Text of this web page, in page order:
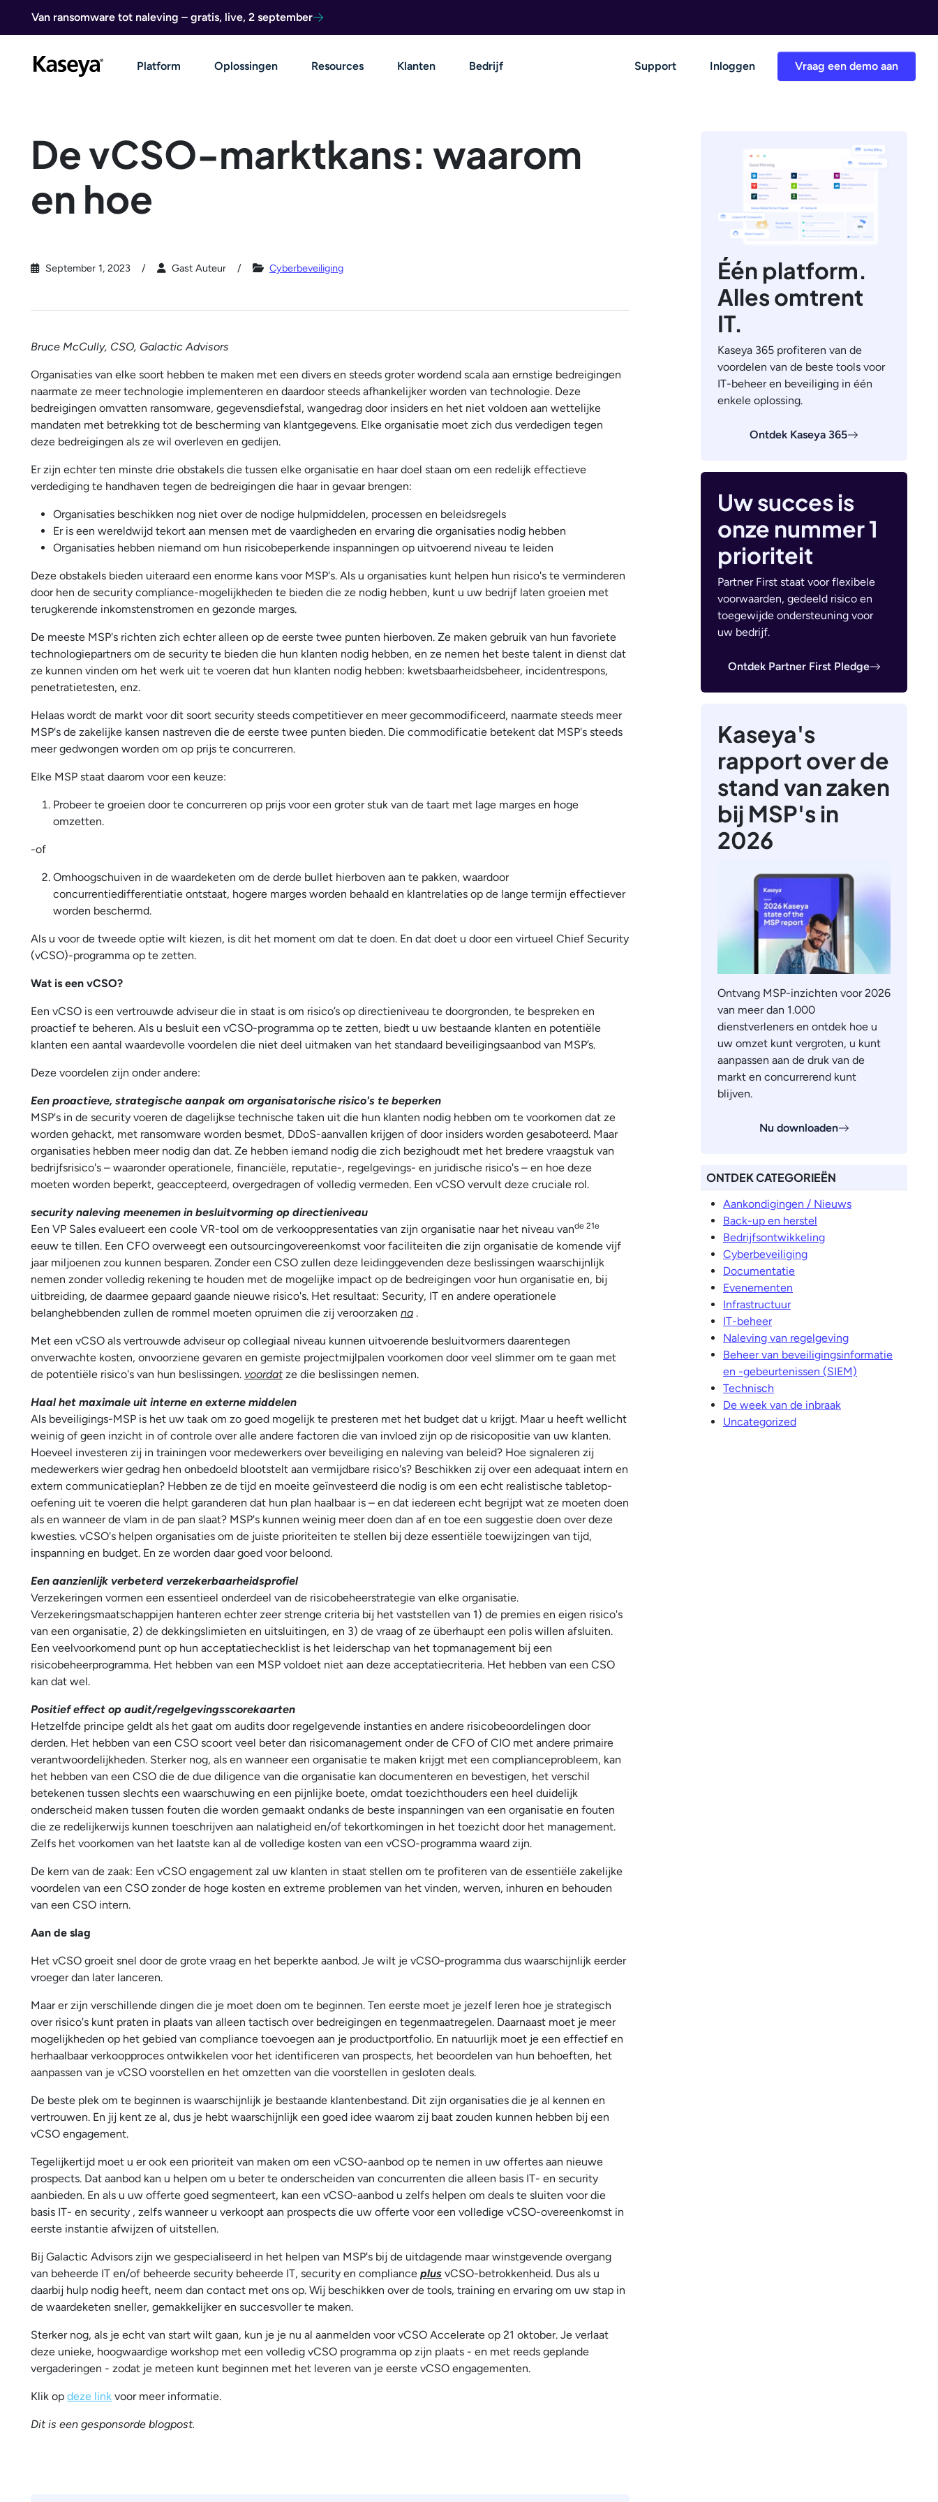
Van ransomware tot naleving – gratis, live, 2 september
Vraag een demo aan
Platform Oplossingen Resources Klanten Bedrijf Support Inloggen
De vCSO-marktkans: waarom
en hoe
September 1, 2023 Gast Auteur Cyberbeveiliging
Bruce McCully, CSO, Galactic Advisors
Organisaties van elke soort hebben te maken met een divers en steeds groter wordend scala aan ernstige bedreigingen
naarmate ze meer technologie implementeren en daardoor steeds afhankelijker worden van technologie. Deze
bedreigingen omvatten ransomware, gegevensdiefstal, wangedrag door insiders en het niet voldoen aan wettelijke
mandaten met betrekking tot de bescherming van klantgegevens. Elke organisatie moet zich dus verdedigen tegen
deze bedreigingen als ze wil overleven en gedijen.
Er zijn echter ten minste drie obstakels die tussen elke organisatie en haar doel staan om een redelijk effectieve
verdediging te handhaven tegen de bedreigingen die haar in gevaar brengen:
Organisaties beschikken nog niet over de nodige hulpmiddelen, processen en beleidsregels
Er is een wereldwijd tekort aan mensen met de vaardigheden en ervaring die organisaties nodig hebben
Organisaties hebben niemand om hun risicobeperkende inspanningen op uitvoerend niveau te leiden
Deze obstakels bieden uiteraard een enorme kans voor MSP's. Als u organisaties kunt helpen hun risico's te verminderen
door hen de security compliance-mogelijkheden te bieden die ze nodig hebben, kunt u uw bedrijf laten groeien met
terugkerende inkomstenstromen en gezonde marges.
De meeste MSP's richten zich echter alleen op de eerste twee punten hierboven. Ze maken gebruik van hun favoriete
technologiepartners om de security te bieden die hun klanten nodig hebben, en ze nemen het beste talent in dienst dat
ze kunnen vinden om het werk uit te voeren dat hun klanten nodig hebben: kwetsbaarheidsbeheer, incidentrespons,
penetratietesten, enz.
Helaas wordt de markt voor dit soort security steeds competitiever en meer gecommodificeerd, naarmate steeds meer
MSP's de zakelijke kansen nastreven die de eerste twee punten bieden. Die commodificatie betekent dat MSP's steeds
meer gedwongen worden om op prijs te concurreren.
Elke MSP staat daarom voor een keuze:
Probeer te groeien door te concurreren op prijs voor een groter stuk van de taart met lage marges en hoge
omzetten.
-of
Omhoogschuiven in de waardeketen om de derde bullet hierboven aan te pakken, waardoor
concurrentiedifferentiatie ontstaat, hogere marges worden behaald en klantrelaties op de lange termijn effectiever
worden beschermd.
Als u voor de tweede optie wilt kiezen, is dit het moment om dat te doen. En dat doet u door een virtueel Chief Security
(vCSO)-programma op te zetten.
Wat is een vCSO?
Een vCSO is een vertrouwde adviseur die in staat is om risico’s op directieniveau te doorgronden, te bespreken en
proactief te beheren. Als u besluit een vCSO-programma op te zetten, biedt u uw bestaande klanten en potentiële
klanten een aantal waardevolle voordelen die niet deel uitmaken van het standaard beveiligingsaanbod van MSP’s.
Deze voordelen zijn onder andere:
Een proactieve, strategische aanpak om organisatorische risico's te beperken
MSP's in de security voeren de dagelijkse technische taken uit die hun klanten nodig hebben om te voorkomen dat ze
worden gehackt, met ransomware worden besmet, DDoS-aanvallen krijgen of door insiders worden gesaboteerd. Maar
organisaties hebben meer nodig dan dat. Ze hebben iemand nodig die zich bezighoudt met het bredere vraagstuk van
bedrijfsrisico's – waaronder operationele, financiële, reputatie-, regelgevings- en juridische risico's – en hoe deze
moeten worden beperkt, geaccepteerd, overgedragen of volledig vermeden. Een vCSO vervult deze cruciale rol.
security naleving meenemen in besluitvorming op directieniveau
Een VP Sales evalueert een coole VR-tool om de verkooppresentaties van zijn organisatie naar het niveau vande 21e
eeuw te tillen. Een CFO overweegt een outsourcingovereenkomst voor faciliteiten die zijn organisatie de komende vijf
jaar miljoenen zou kunnen besparen. Zonder een CSO zullen deze leidinggevenden deze beslissingen waarschijnlijk
nemen zonder volledig rekening te houden met de mogelijke impact op de bedreigingen voor hun organisatie en, bij
uitbreiding, de daarmee gepaard gaande nieuwe risico's. Het resultaat: Security, IT en andere operationele
belanghebbenden zullen de rommel moeten opruimen die zij veroorzaken na .
Met een vCSO als vertrouwde adviseur op collegiaal niveau kunnen uitvoerende besluitvormers daarentegen
onverwachte kosten, onvoorziene gevaren en gemiste projectmijlpalen voorkomen door veel slimmer om te gaan met
de potentiële risico's van hun beslissingen. voordat ze die beslissingen nemen.
Haal het maximale uit interne en externe middelen
Als beveiligings-MSP is het uw taak om zo goed mogelijk te presteren met het budget dat u krijgt. Maar u heeft wellicht
weinig of geen inzicht in of controle over alle andere factoren die van invloed zijn op de risicopositie van uw klanten.
Hoeveel investeren zij in trainingen voor medewerkers over beveiliging en naleving van beleid? Hoe signaleren zij
medewerkers wier gedrag hen onbedoeld blootstelt aan vermijdbare risico's? Beschikken zij over een adequaat intern en
extern communicatieplan? Hebben ze de tijd en moeite geïnvesteerd die nodig is om een echt realistische tabletop-
oefening uit te voeren die helpt garanderen dat hun plan haalbaar is – en dat iedereen echt begrijpt wat ze moeten doen
als en wanneer de vlam in de pan slaat? MSP's kunnen weinig meer doen dan af en toe een suggestie doen over deze
kwesties. vCSO's helpen organisaties om de juiste prioriteiten te stellen bij deze essentiële toewijzingen van tijd,
inspanning en budget. En ze worden daar goed voor beloond.
Een aanzienlijk verbeterd verzekerbaarheidsprofiel
Verzekeringen vormen een essentieel onderdeel van de risicobeheerstrategie van elke organisatie.
Verzekeringsmaatschappijen hanteren echter zeer strenge criteria bij het vaststellen van 1) de premies en eigen risico's
van een organisatie, 2) de dekkingslimieten en uitsluitingen, en 3) de vraag of ze überhaupt een polis willen afsluiten.
Een veelvoorkomend punt op hun acceptatiechecklist is het leiderschap van het topmanagement bij een
risicobeheerprogramma. Het hebben van een MSP voldoet niet aan deze acceptatiecriteria. Het hebben van een CSO
kan dat wel.
Positief effect op audit/regelgevingsscorekaarten
Hetzelfde principe geldt als het gaat om audits door regelgevende instanties en andere risicobeoordelingen door
derden. Het hebben van een CSO scoort veel beter dan risicomanagement onder de CFO of CIO met andere primaire
verantwoordelijkheden. Sterker nog, als en wanneer een organisatie te maken krijgt met een complianceprobleem, kan
het hebben van een CSO die de due diligence van die organisatie kan documenteren en bevestigen, het verschil
betekenen tussen slechts een waarschuwing en een pijnlijke boete, omdat toezichthouders een heel duidelijk
onderscheid maken tussen fouten die worden gemaakt ondanks de beste inspanningen van een organisatie en fouten
die ze redelijkerwijs kunnen toeschrijven aan nalatigheid en/of tekortkomingen in het toezicht door het management.
Zelfs het voorkomen van het laatste kan al de volledige kosten van een vCSO-programma waard zijn.
De kern van de zaak: Een vCSO engagement zal uw klanten in staat stellen om te profiteren van de essentiële zakelijke
voordelen van een CSO zonder de hoge kosten en extreme problemen van het vinden, werven, inhuren en behouden
van een CSO intern.
Aan de slag
Het vCSO groeit snel door de grote vraag en het beperkte aanbod. Je wilt je vCSO-programma dus waarschijnlijk eerder
vroeger dan later lanceren.
Maar er zijn verschillende dingen die je moet doen om te beginnen. Ten eerste moet je jezelf leren hoe je strategisch
over risico's kunt praten in plaats van alleen tactisch over bedreigingen en tegenmaatregelen. Daarnaast moet je meer
mogelijkheden op het gebied van compliance toevoegen aan je productportfolio. En natuurlijk moet je een effectief en
herhaalbaar verkoopproces ontwikkelen voor het identificeren van prospects, het beoordelen van hun behoeften, het
aanpassen van je vCSO voorstellen en het omzetten van die voorstellen in gesloten deals.
De beste plek om te beginnen is waarschijnlijk je bestaande klantenbestand. Dit zijn organisaties die je al kennen en
vertrouwen. En jij kent ze al, dus je hebt waarschijnlijk een goed idee waarom zij baat zouden kunnen hebben bij een
vCSO engagement.
Tegelijkertijd moet u er ook een prioriteit van maken om een vCSO-aanbod op te nemen in uw offertes aan nieuwe
prospects. Dat aanbod kan u helpen om u beter te onderscheiden van concurrenten die alleen basis IT- en security
aanbieden. En als u uw offerte goed segmenteert, kan een vCSO-aanbod u zelfs helpen om deals te sluiten voor die
basis IT- en security , zelfs wanneer u verkoopt aan prospects die uw offerte voor een volledige vCSO-overeenkomst in
eerste instantie afwijzen of uitstellen.
Bij Galactic Advisors zijn we gespecialiseerd in het helpen van MSP's bij de uitdagende maar winstgevende overgang
van beheerde IT en/of beheerde security beheerde IT, security en compliance plus vCSO-betrokkenheid. Dus als u
daarbij hulp nodig heeft, neem dan contact met ons op. Wij beschikken over de tools, training en ervaring om uw stap in
de waardeketen sneller, gemakkelijker en succesvoller te maken.
Sterker nog, als je echt van start wilt gaan, kun je je nu al aanmelden voor vCSO Accelerate op 21 oktober. Je verlaat
deze unieke, hoogwaardige workshop met een volledig vCSO programma op zijn plaats - en met reeds geplande
vergaderingen - zodat je meteen kunt beginnen met het leveren van je eerste vCSO engagementen.
Klik op deze link voor meer informatie.
Dit is een gesponsorde blogpost.
Één platform.
Alles omtrent
IT.
Kaseya 365 profiteren van de
voordelen van de beste tools voor
IT-beheer en beveiliging in één
enkele oplossing.
Ontdek Kaseya 365
Uw succes is
onze nummer 1
prioriteit
Partner First staat voor flexibele
voorwaarden, gedeeld risico en
toegewijde ondersteuning voor
uw bedrijf.
Ontdek Partner First Pledge
Kaseya's
rapport over de
stand van zaken
bij MSP's in
2026
Ontvang MSP-inzichten voor 2026
van meer dan 1.000
dienstverleners en ontdek hoe u
uw omzet kunt vergroten, u kunt
aanpassen aan de druk van de
markt en concurrerend kunt
blijven.
Nu downloaden
ONTDEK CATEGORIEËN
Aankondigingen / Nieuws
Back-up en herstel
Bedrijfsontwikkeling
Cyberbeveiliging
Documentatie
Evenementen
Infrastructuur
IT-beheer
Naleving van regelgeving
Beheer van beveiligingsinformatie
en -gebeurtenissen (SIEM)
Technisch
De week van de inbraak
Uncategorized